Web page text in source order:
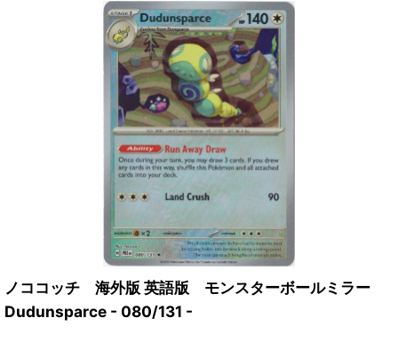
ノココッチ 海外版 英語版 モンスターボールミラー
Dudunsparce - 080/131 -